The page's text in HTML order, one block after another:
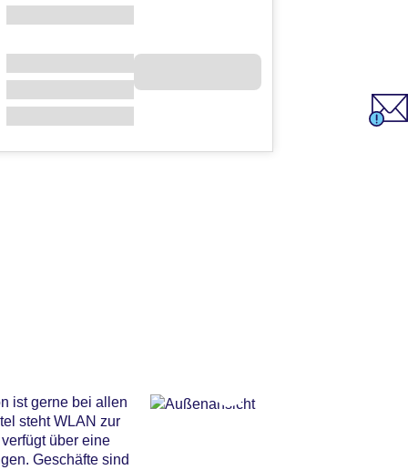
ist gerne bei allen
steht WLAN zur
über eine
Geschäfte sind